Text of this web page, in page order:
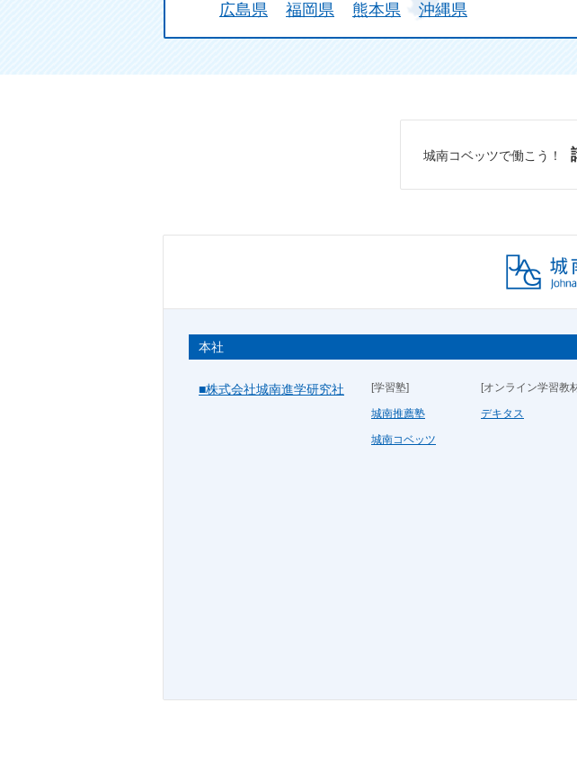
広島県
福岡県 熊本県 沖縄県
城南コベッツで働こう！
本社
■株式会社城南進学研究社 [学習塾]
城南推薦塾
城南コベッツ
[オンライン学習教
デキタス